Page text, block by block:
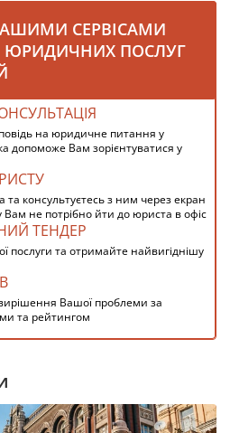
СЕРВІСАМИ
ПОСЛУГ
на юридичне питання у
допоможе Вам зорієнтуватися у
та консультуєтесь з ним через екран
не потрібно йти до юриста в офіс
ТЕНДЕР
послуги та отримайте найвигіднішу
Вашої проблеми за
та рейтингом